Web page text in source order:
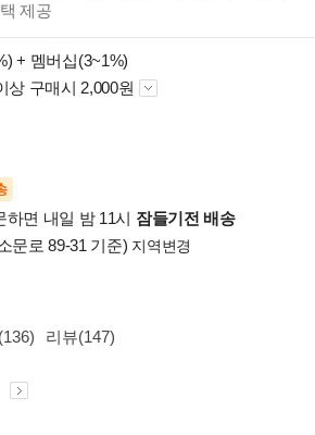
제공
+ 멤버십(3~1%)
상 구매시 2,000원
하면 내일 밤 11시 잠들기전 배송
문로 89-31 기준) 지역변경
리뷰(147)